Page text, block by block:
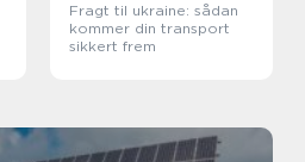
Fragt til ukraine: sådan
kommer din transport
sikkert frem